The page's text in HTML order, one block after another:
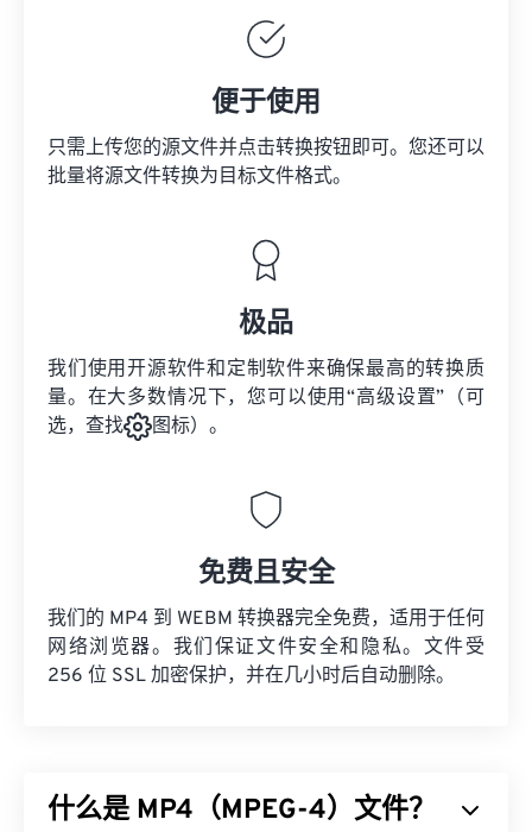
便于使用
只需上传您的源文件并点击转换按钮即可。您还可以
批量将源文件转换为目标文件格式。
极品
我们使用开源软件和定制软件来确保最高的转换质
量。在大多数情况下，您可以使用“高级设置”（可
选，查找
图标）。
免费且安全
我们的 MP4 到 WEBM 转换器完全免费，适用于任何
网络浏览器。我们保证文件安全和隐私。文件受
256 位 SSL 加密保护，并在几小时后自动删除。
什么是 MP4（MPEG-4）文件？